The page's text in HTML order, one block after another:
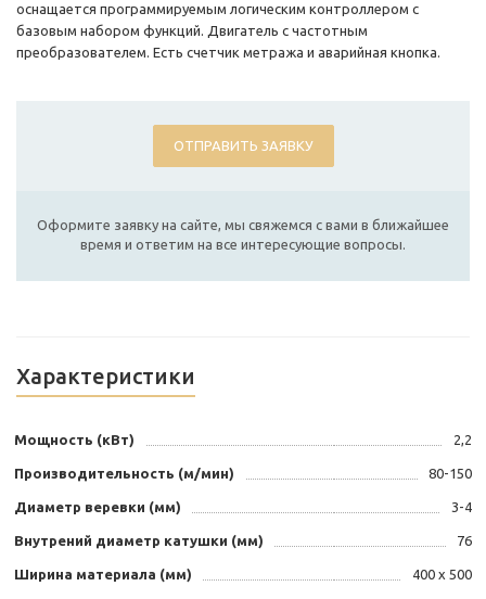
оснащается программируемым логическим контроллером с
базовым набором функций. Двигатель с частотным
преобразователем. Есть счетчик метража и аварийная кнопка.
ОТПРАВИТЬ ЗАЯВКУ
Оформите заявку на сайте, мы свяжемся с вами в ближайшее
время и ответим на все интересующие вопросы.
Характеристики
Мощность (кВт) 2,2
Производительность (м/мин) 80-150
Диаметр веревки (мм) 3-4
Внутрений диаметр катушки (мм) 76
Ширина материала (мм) 400 х 500